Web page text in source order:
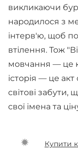
викликаючи
народилося з
інтерв'ю, щоб
втілення. Тож
мовчання — це
історія — це
світові
свої імена та
Купити